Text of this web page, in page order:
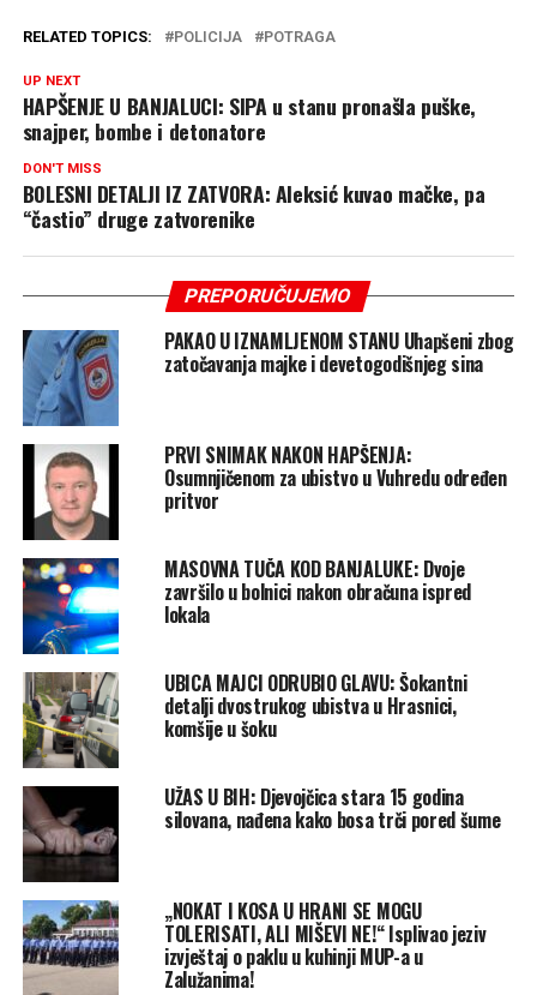
RELATED TOPICS: POLICIJA POTRAGA
UP NEXT
HAPŠENJE U BANJALUCI: SIPA u stanu pronašla puške,
snajper, bombe i detonatore
DON'T MISS
BOLESNI DETALJI IZ ZATVORA: Aleksić kuvao mačke, pa
“častio” druge zatvorenike
PREPORUČUJEMO
PAKAO U IZNAMLJENOM STANU Uhapšeni zbog
zatočavanja majke i devetogodišnjeg sina
PRVI SNIMAK NAKON HAPŠENJA:
Osumnjičenom za ubistvo u Vuhredu određen
pritvor
MASOVNA TUČA KOD BANJALUKE: Dvoje
završilo u bolnici nakon obračuna ispred
lokala
UBICA MAJCI ODRUBIO GLAVU: Šokantni
detalji dvostrukog ubistva u Hrasnici,
komšije u šoku
UŽAS U BIH: Djevojčica stara 15 godina
silovana, nađena kako bosa trči pored šume
„NOKAT I KOSA U HRANI SE MOGU
TOLERISATI, ALI MIŠEVI NE!“ Isplivao jeziv
izvještaj o paklu u kuhinji MUP-a u
Zalužanima!